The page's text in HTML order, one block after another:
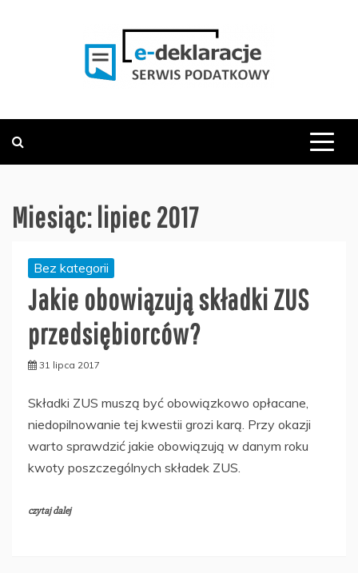
Miesiąc: lipiec 2017
Bez kategorii
Jakie obowiązują składki ZUS
przedsiębiorców?
31 lipca 2017
Składki ZUS muszą być obowiązkowo opłacane,
niedopilnowanie tej kwestii grozi karą. Przy okazji
warto sprawdzić jakie obowiązują w danym roku
kwoty poszczególnych składek ZUS.
czytaj dalej